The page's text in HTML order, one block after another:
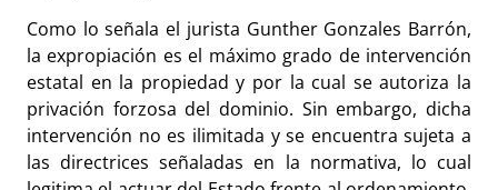
Como lo señala el jurista Gunther Gonzales Barrón,
la expropiación es el máximo grado de intervención
estatal en la propiedad y por la cual se autoriza la
privación forzosa del dominio. Sin embargo, dicha
intervención no es ilimitada y se encuentra sujeta a
las directrices señaladas en la normativa, lo cual